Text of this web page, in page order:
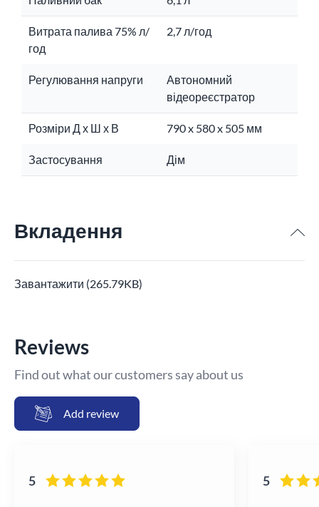
Витрата палива 75% л/
год
2,7 л/год
Регулювання напруги
Автономний
відеореєстратор
Розміри Д х Ш х В 790 x 580 x 505 мм
Застосування Дім
Вкладення
Завантажити (265.79KB)
Reviews
Find out what our customers say about us
Add review
5 5